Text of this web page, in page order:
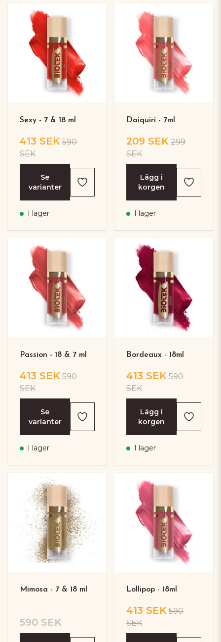
Sexy - 7 & 18 ml
413 SEK 590
SEK
Se
varianter
I lager
Daiquiri - 7ml
209 SEK 299
SEK
Lägg i
korgen
I lager
Passion - 18 & 7 ml
413 SEK 590
SEK
Se
varianter
I lager
Bordeaux - 18ml
413 SEK 590
SEK
Lägg i
korgen
I lager
Mimosa - 7 & 18 ml
590 SEK
Lollipop - 18ml
413 SEK 590
SEK